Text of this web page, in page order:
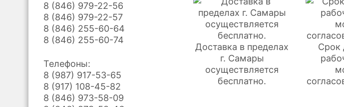
8 (846) 979-22-56
8 (846) 979-22-57
8 (846) 255-60-64
8 (846) 255-60-74
Телефоны:
8 (987) 917-53-65
8 (917) 108-45-82
8 (846) 973-58-09
Доставка в пределах
г. Самары
осуществляется
бесплатно.
Срок